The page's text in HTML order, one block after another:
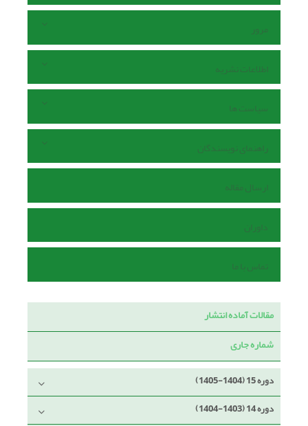
مرور
اطلاعات نشریه
سیاست ها
راهنمای نویسندگان
ارسال مقاله
داوران
تماس با ما
مقالات آماده انتشار
شماره جاری
دوره 15 (1404-1405)
دوره 14 (1403-1404)